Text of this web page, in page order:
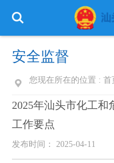
信息公开 专栏建
安全监督
您现在所在的位置 : 首
2025年汕头市化工
工作要点
发布时间： 2025-04-11